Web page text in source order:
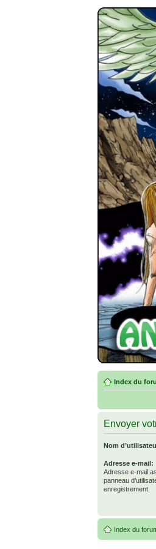
Index du
Envoyer
Nom
Adresse e-mail:
Adresse e-mail
panneau
enregistrement.
Index du